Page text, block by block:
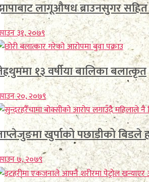
लागूऔषध ब्राउनसुगर सहित
३१, २०७९
१३ वर्षीया बालिका बलात्कृत
२०, २०७९
खुर्पाको पछाडीको बिडले
७, २०७९